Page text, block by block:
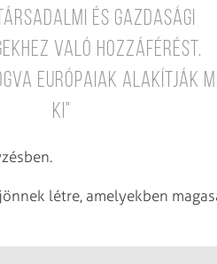
és gazdasági
való hozzáférést.
európaiak alakítják
ki"
létre, amelyekben